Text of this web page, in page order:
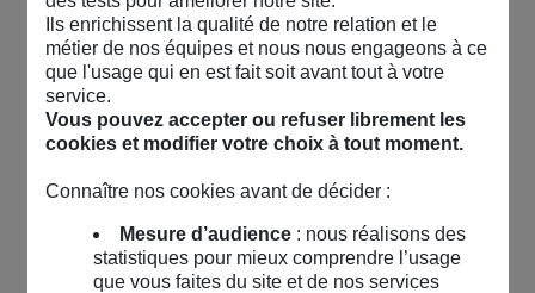
Ils enrichissent la qualité de notre relation et le
métier de nos équipes et nous nous engageons à ce
que l'usage qui en est fait soit avant tout à votre
service.
Vous pouvez accepter ou refuser librement les
cookies et modifier votre choix à tout moment.
Connaître nos cookies avant de décider :
Mesure d’audience: nous réalisons des
statistiques pour mieux comprendre l’usage
que vous faites du site et de nos services